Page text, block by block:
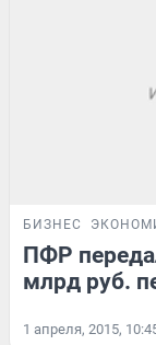
БИЗНЕС
ПФР
млрд руб.
1 апреля, 2015,